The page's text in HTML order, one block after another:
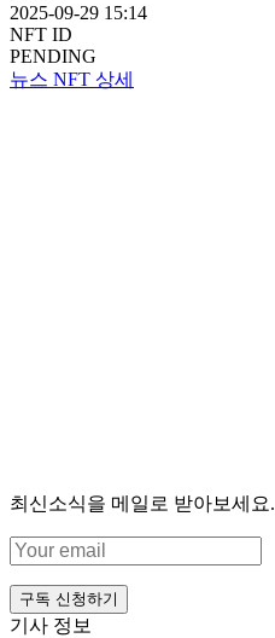
2025-09-29 15:14
NFT ID
PENDING
뉴스 NFT 상세
최신소식을 메일로 받아보세요.
구독 신청하기
기사 정보